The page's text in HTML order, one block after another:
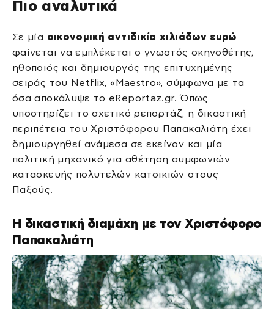
Πιο αναλυτικά
Σε μία οικονομική αντιδικία χιλιάδων ευρώ
φαίνεται να εμπλέκεται ο γνωστός σκηνοθέτης,
ηθοποιός και δημιουργός της επιτυχημένης
σειράς του Netflix, «Maestro», σύμφωνα με τα
όσα αποκάλυψε το eReportaz.gr. Όπως
υποστηρίζει το σχετικό ρεπορτάζ, η δικαστική
περιπέτεια του Χριστόφορου Παπακαλιάτη έχει
δημιουργηθεί ανάμεσα σε εκείνον και μία
πολιτική μηχανικό για αθέτηση συμφωνιών
κατασκευής πολυτελών κατοικιών στους
Παξούς.
Η δικαστική διαμάχη με τον Χριστόφορο
Παπακαλιάτη